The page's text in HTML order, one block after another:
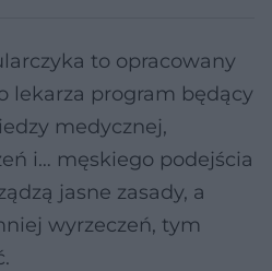
to opracowany
lekarza program będący
medycznej,
i… męskiego podejścia
jasne zasady, a
wyrzeczeń, tym